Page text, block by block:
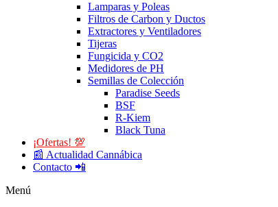
Lamparas y Poleas
Filtros de Carbon y Ductos
Extractores y Ventiladores
Tijeras
Fungicida y CO2
Medidores de PH
Semillas de Colección
Paradise Seeds
BSF
R-Kiem
Black Tuna
¡Ofertas! 💯
📰 Actualidad Cannábica
Contacto 📲
Menú